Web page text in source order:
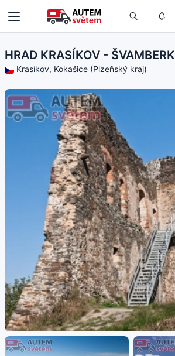
HRAD KRASÍKOV - ŠVAMBERK
Krasíkov, Kokašice (Plzeňský kraj)